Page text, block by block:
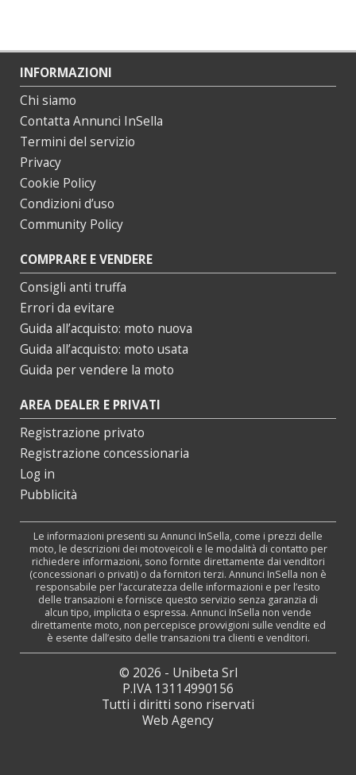
INFORMAZIONI
Chi siamo
Contatta Annunci InSella
Termini del servizio
Privacy
Cookie Policy
Condizioni d’uso
Community Policy
COMPRARE E VENDERE
Consigli anti truffa
Errori da evitare
Guida all’acquisto: moto nuova
Guida all’acquisto: moto usata
Guida per vendere la moto
AREA DEALER E PRIVATI
Registrazione privato
Registrazione concessionaria
Log in
Pubblicità
Le informazioni presenti su Annunci InSella, come i prezzi delle
moto, le descrizioni dei motoveicoli e le modalità di contatto per
richiedere informazioni, sono fornite direttamente dai venditori
(concessionari o privati) o da fornitori terzi. Annunci InSella non è
responsabile per l’accuratezza delle informazioni e per l’esito
delle transazioni e fornisce questo servizio senza garanzia di
alcun tipo, implicita o espressa. Annunci InSella non vende
direttamente moto, non percepisce provvigioni sulle vendite ed
è esente dall’esito delle transazioni tra clienti e venditori.
© 2026 - Unibeta Srl
P.IVA 13114990156
Tutti i diritti sono riservati
Web Agency